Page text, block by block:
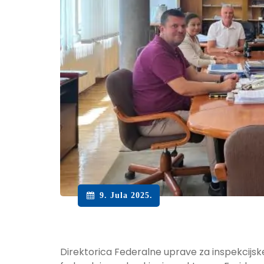
9. Jula 2025.
Direktorica Federalne uprave za